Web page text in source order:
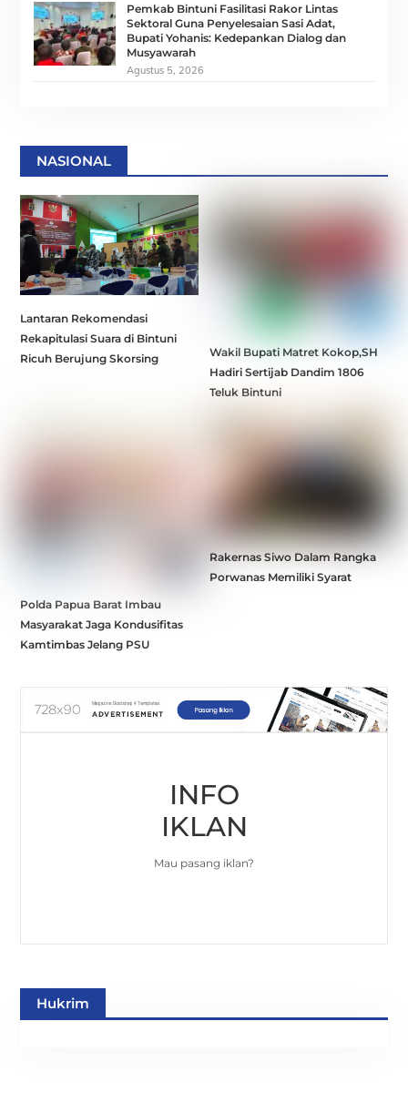
Pemkab Bintuni Fasilitasi Rakor Lintas
Sektoral Guna Penyelesaian Sasi Adat,
Bupati Yohanis: Kedepankan Dialog dan
Musyawarah
Agustus 5, 2026
NASIONAL
Lantaran Rekomendasi
Rekapitulasi Suara di Bintuni
Ricuh Berujung Skorsing
Wakil Bupati Matret Kokop,SH
Hadiri Sertijab Dandim 1806
Teluk Bintuni
Polda Papua Barat Imbau
Masyarakat Jaga Kondusifitas
Kamtimbas Jelang PSU
Rakernas Siwo Dalam Rangka
Porwanas Memiliki Syarat
INFO
IKLAN
Mau pasang iklan?
Hukrim